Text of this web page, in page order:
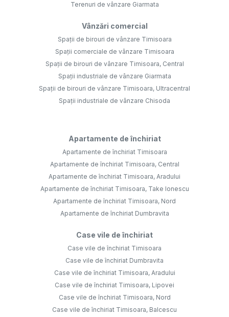
Terenuri de vânzare Giarmata
Vânzări comercial
Spații de birouri de vânzare Timisoara
Spații comerciale de vânzare Timisoara
Spații de birouri de vânzare Timisoara, Central
Spații industriale de vânzare Giarmata
Spații de birouri de vânzare Timisoara, Ultracentral
Spații industriale de vânzare Chisoda
Apartamente de închiriat
Apartamente de închiriat Timisoara
Apartamente de închiriat Timisoara, Central
Apartamente de închiriat Timisoara, Aradului
Apartamente de închiriat Timisoara, Take Ionescu
Apartamente de închiriat Timisoara, Nord
Apartamente de închiriat Dumbravita
Case vile de închiriat
Case vile de închiriat Timisoara
Case vile de închiriat Dumbravita
Case vile de închiriat Timisoara, Aradului
Case vile de închiriat Timisoara, Lipovei
Case vile de închiriat Timisoara, Nord
Case vile de închiriat Timisoara, Balcescu